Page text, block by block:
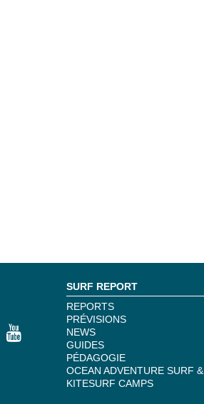
SURF REPORT
REPORTS
PRÉVISIONS
NEWS
GUIDES
PÉDAGOGIE
OCEAN ADVENTURE SURF &
KITESURF CAMPS